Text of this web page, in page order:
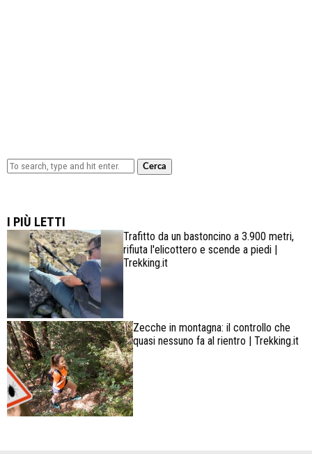
Cerca
I PIÙ LETTI
Trafitto da un bastoncino a 3.900 metri,
rifiuta l'elicottero e scende a piedi |
Trekking.it
Zecche in montagna: il controllo che
quasi nessuno fa al rientro | Trekking.it